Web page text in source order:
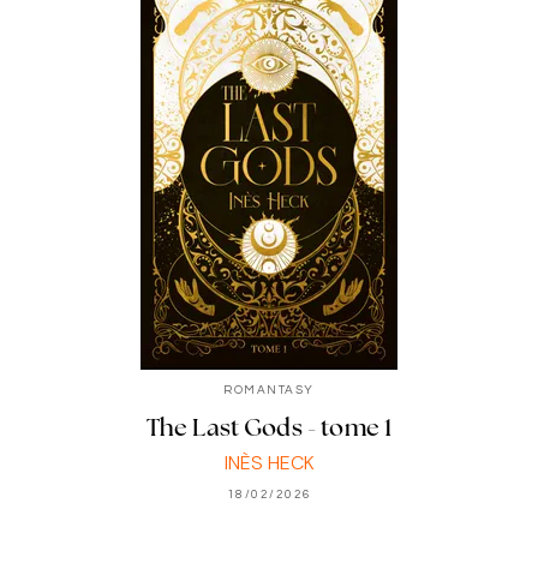
ROMANTASY
The Last Gods - tome 1
INÈS HECK
18/02/2026